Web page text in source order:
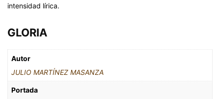
intensidad lírica.
GLORIA
Autor
JULIO MARTÍNEZ MASANZA
Portada